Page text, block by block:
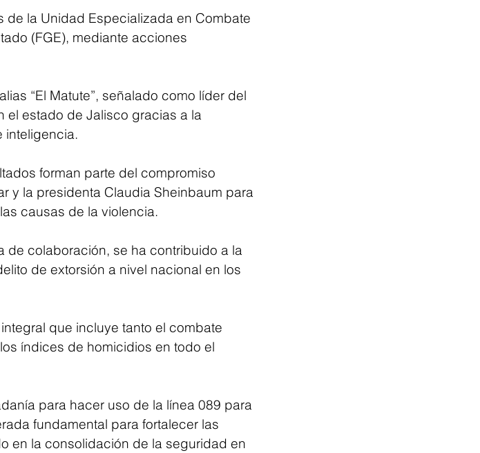
de la Unidad Especializada en Combate
(FGE), mediante acciones
“El Matute”, señalado como líder del
estado de Jalisco gracias a la
inteligencia.
forman parte del compromiso
y la presidenta Claudia Sheinbaum para
causas de la violencia.
de colaboración, se ha contribuido a la
de extorsión a nivel nacional en los
que incluye tanto el combate
índices de homicidios en todo el
para hacer uso de la línea 089 para
fundamental para fortalecer las
en la consolidación de la seguridad en